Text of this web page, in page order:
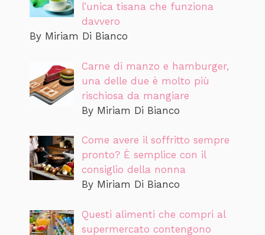
l’unica tisana che funziona
davvero
By Miriam Di Bianco
Carne di manzo e hamburger,
una delle due è molto più
rischiosa da mangiare
By Miriam Di Bianco
Come avere il soffritto sempre
pronto? È semplice con il
consiglio della nonna
By Miriam Di Bianco
Questi alimenti che compri al
supermercato contengono